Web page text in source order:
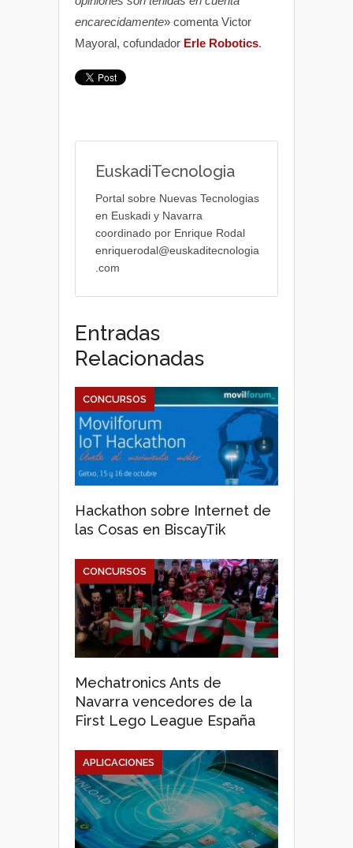
encarecidamente» comenta Victor
Mayoral, cofundador Erle Robotics.
EuskadiTecnologia
Portal sobre Nuevas Tecnologias
en Euskadi y Navarra
coordinado por Enrique Rodal
enriquerodal@euskaditecnologia
.com
Entradas
Relacionadas
Hackathon sobre Internet de
las Cosas en BiscayTik
CONCURSOS
Mechatronics Ants de
Navarra vencedores de la
First Lego League España
CONCURSOS
APLICACIONES